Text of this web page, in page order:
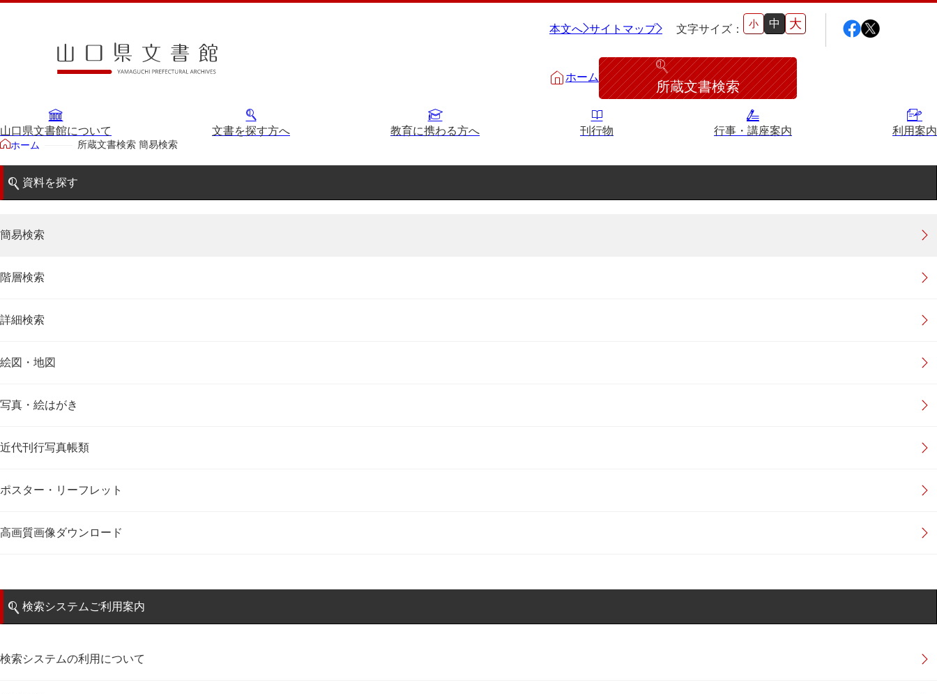
本文へ サイトマップ 文字サイズ： 小 中 大
ホーム
所蔵文書検索
山口県文書館について 文書を探す方へ 教育に携わる方へ 刊行物 行事・講座案内 利用案内
ホーム 所蔵文書検索 簡易検索
資料を探す
簡易検索
階層検索
詳細検索
絵図・地図
写真・絵はがき
近代刊行写真帳類
ポスター・リーフレット
高画質画像ダウンロード
検索システムご利用案内
検索システムの利用について